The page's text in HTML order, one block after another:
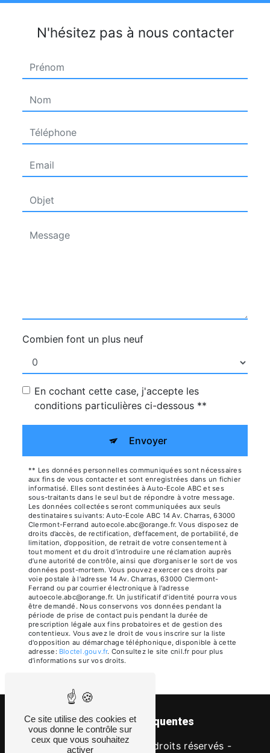
N'hésitez pas à nous contacter
Combien font un plus neuf
En cochant cette case, j'accepte les
conditions particulières ci-dessous **
Envoyer
** Les données personnelles communiquées sont nécessaires
aux fins de vous contacter et sont enregistrées dans un fichier
informatisé. Elles sont destinées à Auto-Ecole ABC et ses
sous-traitants dans le seul but de répondre à votre message.
Les données collectées seront communiquées aux seuls
destinataires suivants: Auto-Ecole ABC 14 Av. Charras, 63000
Clermont-Ferrand autoecole.abc@orange.fr. Vous disposez de
droits d’accès, de rectification, d’effacement, de portabilité, de
limitation, d’opposition, de retrait de votre consentement à
tout moment et du droit d’introduire une réclamation auprès
d’une autorité de contrôle, ainsi que d’organiser le sort de vos
données post-mortem. Vous pouvez exercer ces droits par
voie postale à l'adresse 14 Av. Charras, 63000 Clermont-
Ferrand ou par courrier électronique à l'adresse
autoecole.abc@orange.fr. Un justificatif d'identité pourra vous
être demandé. Nous conservons vos données pendant la
période de prise de contact puis pendant la durée de
prescription légale aux fins probatoires et de gestion des
contentieux. Vous avez le droit de vous inscrire sur la liste
d'opposition au démarchage téléphonique, disponible à cette
adresse:
Bloctel.gouv.fr. Consultez le site cnil.fr pour plus
d’informations sur vos droits.
Recherches fréquentes
©Vistalid- 2026 - Tous droits réservés -
Ce site utilise des cookies et
vous donne le contrôle sur
ceux que vous souhaitez
activer